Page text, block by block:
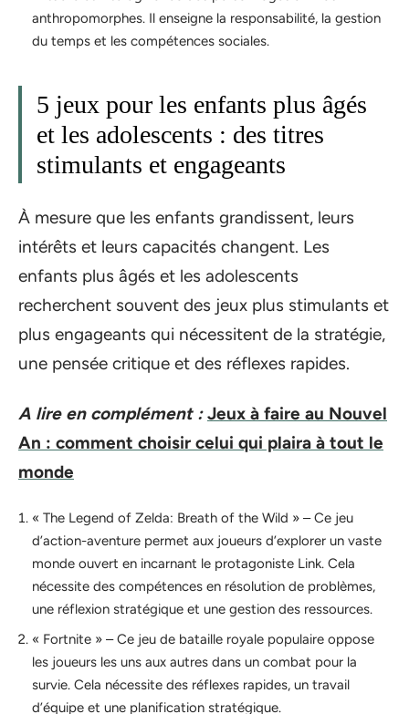
anthropomorphes. Il enseigne la responsabilité, la gestion
du temps et les compétences sociales.
5 jeux pour les enfants plus âgés
et les adolescents : des titres
stimulants et engageants
À mesure que les enfants grandissent, leurs
intérêts et leurs capacités changent. Les
enfants plus âgés et les adolescents
recherchent souvent des jeux plus stimulants et
plus engageants qui nécessitent de la stratégie,
une pensée critique et des réflexes rapides.
A lire en complément : Jeux à faire au Nouvel
An : comment choisir celui qui plaira à tout le
monde
« The Legend of Zelda: Breath of the Wild » – Ce jeu
d’action-aventure permet aux joueurs d’explorer un vaste
monde ouvert en incarnant le protagoniste Link. Cela
nécessite des compétences en résolution de problèmes,
une réflexion stratégique et une gestion des ressources.
« Fortnite » – Ce jeu de bataille royale populaire oppose
les joueurs les uns aux autres dans un combat pour la
survie. Cela nécessite des réflexes rapides, un travail
d’équipe et une planification stratégique.